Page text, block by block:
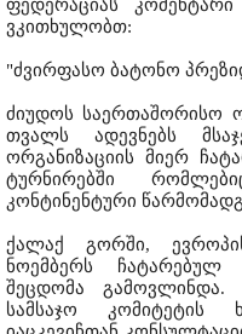
ფედერაციას კომენტარი
ვკითხულობთ:
"ძვირფასო ბატონო
ძიუდოს საერთაშორისო
თვალს ადევნებს
ორგანიზაციის მიერ
ტურნირებში
კონტინენტური
ქალაქ გორში,
ნოემბერს ჩატარებულ
შეცდომა გამოვლინდა.
სამსაჯო კომიტეტის